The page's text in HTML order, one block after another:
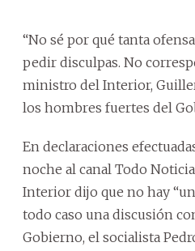
“No sé por qué tanta
pedir disculpas. No
ministro del Interior,
los hombres fuertes del
En declaraciones
noche al canal Todo
Interior dijo que no hay
todo caso una discusión
Gobierno, el socialista